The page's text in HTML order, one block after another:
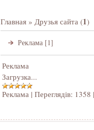
Главная » Друзья сайта (1)
Реклама [1]
Реклама
Загрузка...
Реклама | Переглядів: 1358 |